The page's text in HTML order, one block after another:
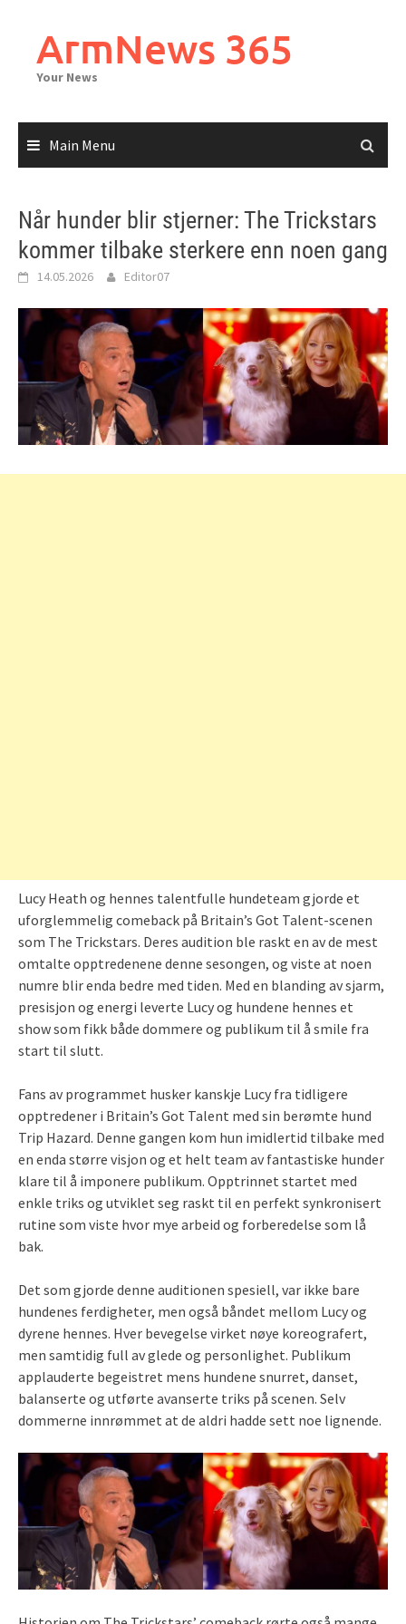
contentArmNews 365
Your News
Main Menu
Når hunder blir stjerner: The Trickstars
kommer tilbake sterkere enn noen gang
14.05.2026 Editor07
Lucy Heath og hennes talentfulle hundeteam gjorde et
uforglemmelig comeback på Britain’s Got Talent-scenen
som The Trickstars. Deres audition ble raskt en av de mest
omtalte opptredenene denne sesongen, og viste at noen
numre blir enda bedre med tiden. Med en blanding av sjarm,
presisjon og energi leverte Lucy og hundene hennes et
show som fikk både dommere og publikum til å smile fra
start til slutt.
Fans av programmet husker kanskje Lucy fra tidligere
opptredener i Britain’s Got Talent med sin berømte hund
Trip Hazard. Denne gangen kom hun imidlertid tilbake med
en enda større visjon og et helt team av fantastiske hunder
klare til å imponere publikum. Opptrinnet startet med
enkle triks og utviklet seg raskt til en perfekt synkronisert
rutine som viste hvor mye arbeid og forberedelse som lå
bak.
Det som gjorde denne auditionen spesiell, var ikke bare
hundenes ferdigheter, men også båndet mellom Lucy og
dyrene hennes. Hver bevegelse virket nøye koreografert,
men samtidig full av glede og personlighet. Publikum
applauderte begeistret mens hundene snurret, danset,
balanserte og utførte avanserte triks på scenen. Selv
dommerne innrømmet at de aldri hadde sett noe lignende.